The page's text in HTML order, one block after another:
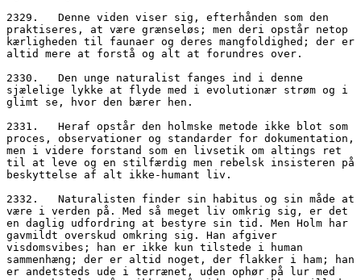
2329.   Denne viden viser sig, efterhånden som den
praktiseres, at være grænseløs; men deri opstår netop
kærligheden til faunaer og deres mangfoldighed; der er
altid mere at forstå og alt at forundres over.
2330.   Den unge naturalist fanges ind i denne
sjælelige lykke at flyde med i evolutionær strøm og i
glimt se, hvor den bærer hen.
2331.   Heraf opstår den holmske metode ikke blot som
proces, observationer og standarder for dokumentation,
men i videre forstand som en livsetik om altings ret
til at leve og en stilfærdig men rebelsk insisteren på
beskyttelse af alt ikke-humant liv.
2332.   Naturalisten finder sin habitus og sin måde at
være i verden på. Med så meget liv omkrig sig, er det
en daglig udfordring at bestyre sin tid. Men Holm har
gavmildt overskud omkring sig. Han afgiver
visdomsvibes; han er ikke kun tilstede i human
sammenhæng; der er altid noget, der flakker i ham; han
er andetsteds ude i terrænet, uden ophør på lur med